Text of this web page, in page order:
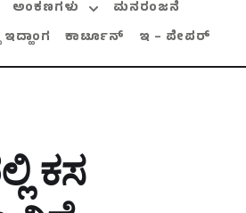
ಅಂಕಣಗಳು
ಮನರಂಜನೆ
ಇದ್ಹಾಂಗ ಕಾರ್ಟೂನ್ ಇ – ಪೇಪರ್
ಕಸ